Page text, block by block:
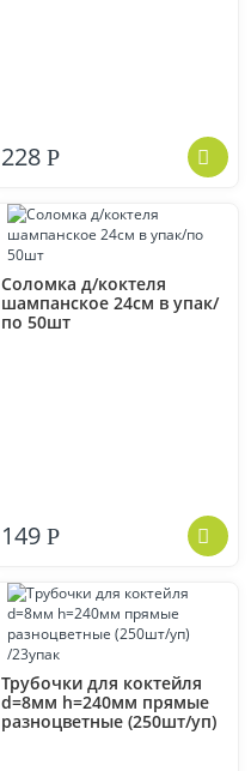
228 Р
Соломка д/коктеля
шампанское 24см в упак/
по 50шт
149 Р
Трубочки для коктейля
d=8мм h=240мм прямые
разноцветные (250шт/уп)